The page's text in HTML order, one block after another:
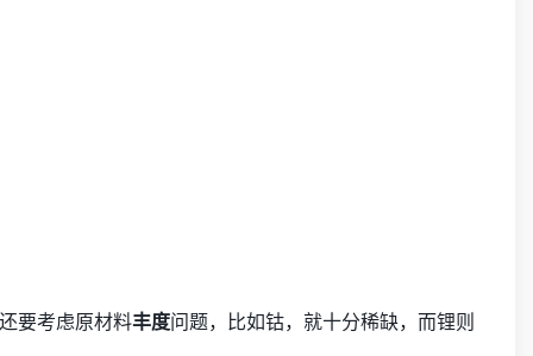
要考虑原材料丰度问题，比如钴，就十分稀缺，而锂则